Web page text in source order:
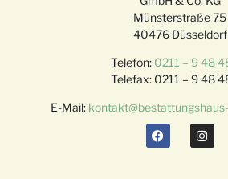
Münsterstraße 75
40476 Düsseldorf
Telefon: 0211 – 9 48
Telefax: 0211 – 9 48
E-Mail: